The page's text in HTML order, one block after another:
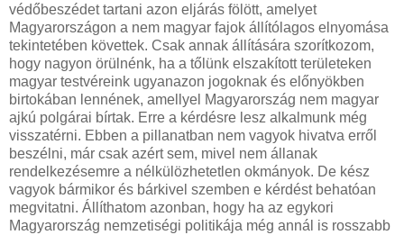
védőbeszédet tartani azon eljárás fölött, amelyet
Magyarországon a nem magyar fajok állítólagos elnyomása
tekintetében követtek. Csak annak állítására szorítkozom,
hogy nagyon örülnénk, ha a tőlünk elszakított területeken
magyar testvéreink ugyanazon jogoknak és előnyökben
birtokában lennének, amellyel Magyarország nem magyar
ajkú polgárai bírtak. Erre a kérdésre lesz alkalmunk még
visszatérni. Ebben a pillanatban nem vagyok hivatva erről
beszélni, már csak azért sem, mivel nem állanak
rendelkezésemre a nélkülözhetetlen okmányok. De kész
vagyok bármikor és bárkivel szemben e kérdést behatóan
megvitatni. Állíthatom azonban, hogy ha az egykori
Magyarország nemzetiségi politikája még annál is rosszabb